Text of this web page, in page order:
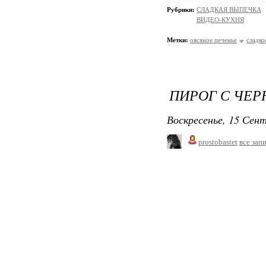
Рубрики: СЛАДКАЯ ВЫПЕЧКА
ВИДЕО-КУХНЯ
Метки: овсяное печенье
ПИРОГ С
Воскресенье, 15
prostobastet все